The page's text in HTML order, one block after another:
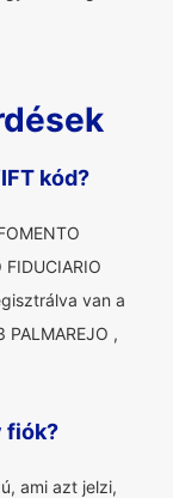
kód?
FIDUCIARIO
van a
PALMAREJO ,
fiók?
ami azt jelzi,